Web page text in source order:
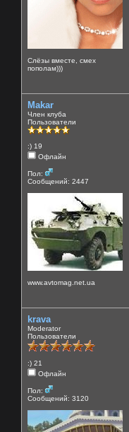
Слёзы вместе, смех
пополам)))
Makar
Член клуба
Пользователи
:) 19
Офлайн
Пол:
Сообщений: 2447
www.avtomag.net.ua
krava
Moderator
Пользователи
:) 21
Офлайн
Пол:
Сообщений: 3120